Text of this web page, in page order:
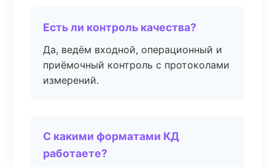
Есть ли контроль качества?
Да, ведём входной, операционный и
приёмочный контроль с протоколами
измерений.
С какими форматами КД
работаете?